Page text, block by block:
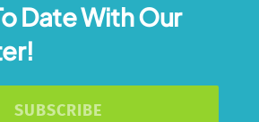
Date With Our
SUBSCRIBE